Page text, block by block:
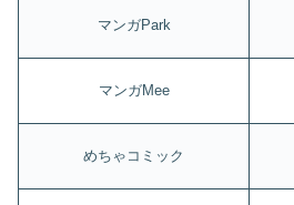
マンガPark
マンガMee
めちゃコミック